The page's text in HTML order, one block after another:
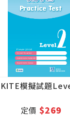
KITE模擬試題
定價$269